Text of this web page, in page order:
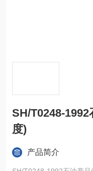
SH/T0248-
度)
产品简介